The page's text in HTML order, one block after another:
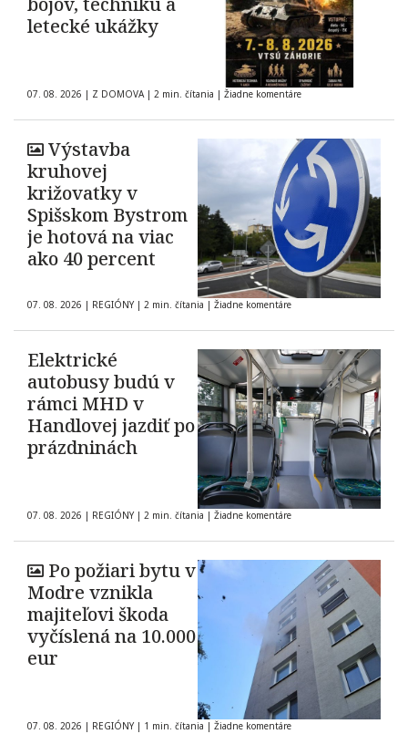
letecké ukážky
07. 08. 2026 | Z DOMOVA | 2 min. čítania | Žiadne komentáre
Výstavba
kruhovej
križovatky v
Spišskom Bystrom
je hotová na viac
ako 40 percent
07. 08. 2026 | REGIÓNY | 2 min. čítania | Žiadne komentáre
Elektrické
autobusy budú v
rámci MHD v
Handlovej jazdiť po
prázdninách
07. 08. 2026 | REGIÓNY | 2 min. čítania | Žiadne komentáre
Po požiari bytu v
Modre vznikla
majiteľovi škoda
vyčíslená na 10.000
eur
07. 08. 2026 | REGIÓNY | 1 min. čítania | Žiadne komentáre